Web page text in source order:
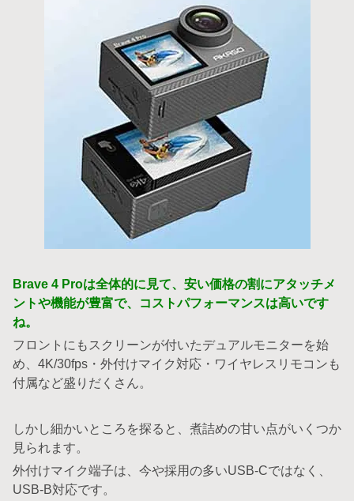
Brave 4 Proは全体的に見て、安い価格の割にアタッチメ
ントや機能が豊富で、コストパフォーマンスは高いです
ね。
フロントにもスクリーンが付いたデュアルモニターを始
め、4K/30fps・外付けマイク対応・ワイヤレスリモコンも
付属など盛りだくさん。
しかし細かいところを探ると、煮詰めの甘い点がいくつか
見られます。
外付けマイク端子は、今や採用の多いUSB-Cではなく、
USB-B対応です。